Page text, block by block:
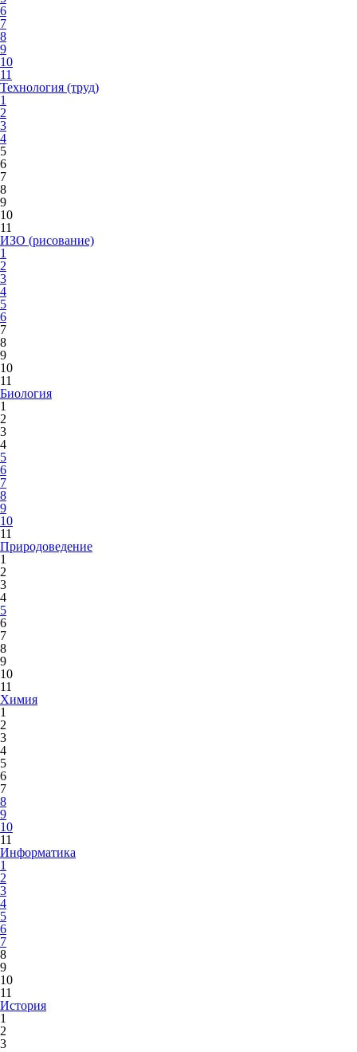
6
7
8
9
10
11
Технология (труд)
1
2
3
4
5
6
7
8
9
10
11
ИЗО (рисование)
1
2
3
4
5
6
7
8
9
10
11
Биология
1
2
3
4
5
6
7
8
9
10
11
Природоведение
1
2
3
4
5
6
7
8
9
10
11
Химия
1
2
3
4
5
6
7
8
9
10
11
Информатика
1
2
3
4
5
6
7
8
9
10
11
История
1
2
3